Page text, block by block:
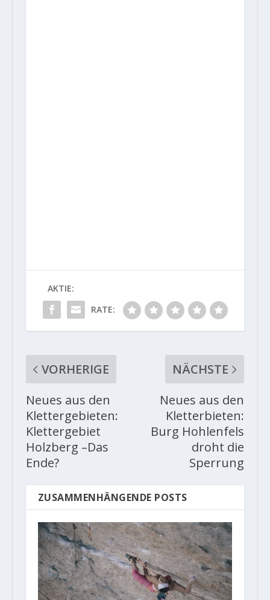
AKTIE:
RATE:
VORHERIGE
Neues aus den
Klettergebieten:
Klettergebiet
Holzberg –Das
Ende?
NÄCHSTE
Neues aus den
Kletterbieten:
Burg Hohlenfels
droht die
Sperrung
ZUSAMMENHÄNGENDE POSTS